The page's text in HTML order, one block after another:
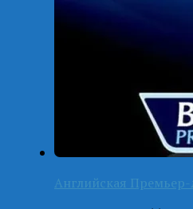
Английская Премьер-